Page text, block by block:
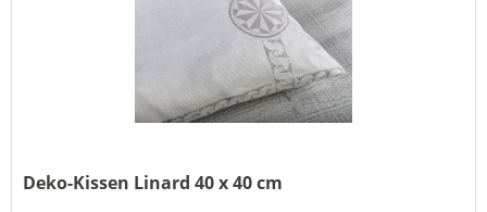
Deko-Kissen Linard 40 x 40 cm